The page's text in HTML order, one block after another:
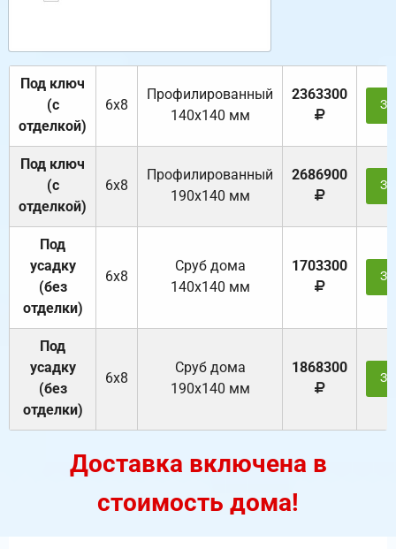
Под ключ
(с
отделкой)
6х8
Профилированный
140х140 мм
2363300
Под ключ
(с
отделкой)
6х8
Профилированный
190х140 мм
2686900
Под
усадку
(без
отделки)
6х8
Cруб дома
140х140 мм
1703300
Под
усадку
(без
отделки)
6х8
Cруб дома
190х140 мм
1868300
Доставка включена в
стоимость дома!